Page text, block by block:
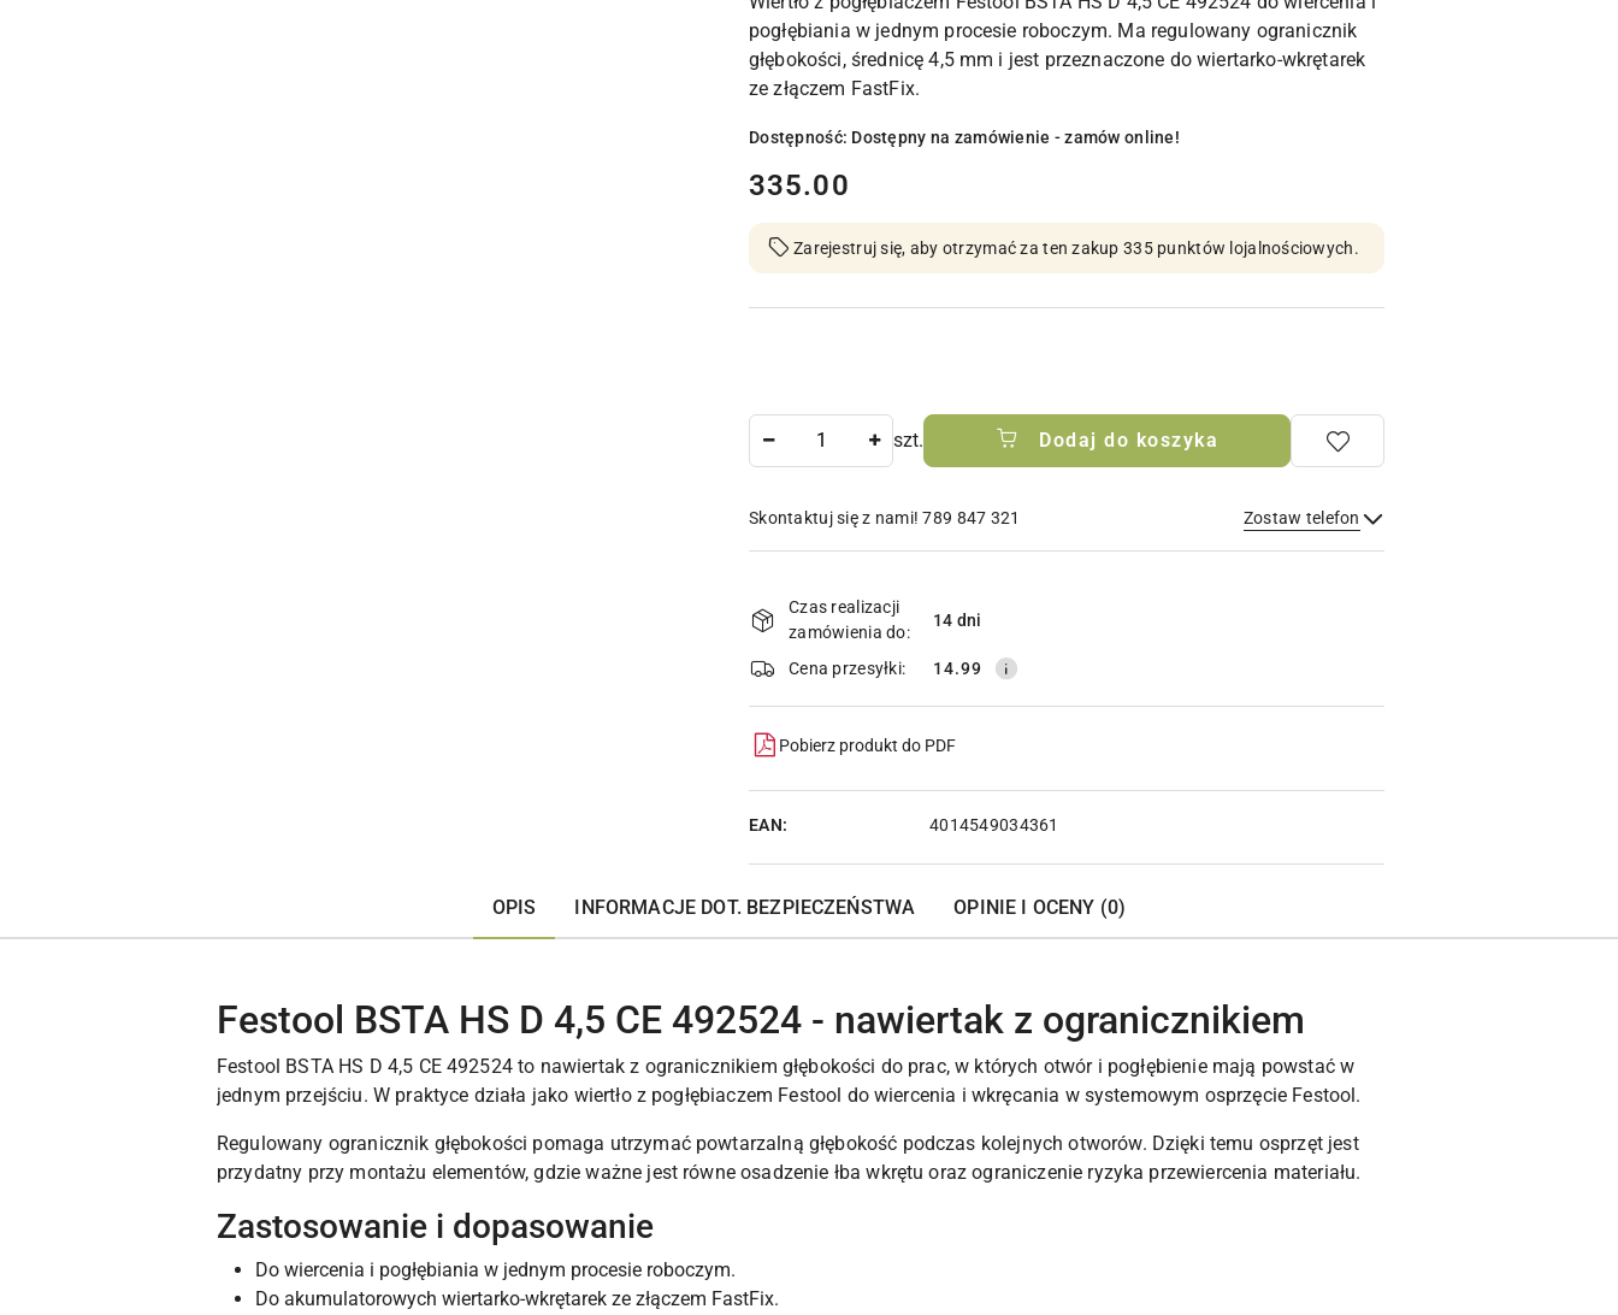
pogłębiania w jednym procesie roboczym. Ma regulowany ogranicznik
głębokości, średnicę 4,5 mm i jest przeznaczone do wiertarko-wkrętarek
ze złączem FastFix.
Dostępność: Dostępny na zamówienie - zamów online!
cena:
335.00
Zarejestruj się, aby otrzymać za ten zakup 335 punktów lojalnościowych.
szt. Dodaj do koszyka
Skontaktuj się z nami! 789 847 321 Zostaw telefon
Wyślij
i
dostawa
Czas realizacji
zamówienia do:
14 dni
Cena przesyłki: 14.99
Pobierz produkt do PDF
EAN: 4014549034361
OPIS INFORMACJE DOT. BEZPIECZEŃSTWA OPINIE I OCENY (0)
Festool BSTA HS D 4,5 CE 492524 - nawiertak z ogranicznikiem
Festool BSTA HS D 4,5 CE 492524 to nawiertak z ogranicznikiem głębokości do prac, w których otwór i pogłębienie mają powstać w
jednym przejściu. W praktyce działa jako wiertło z pogłębiaczem Festool do wiercenia i wkręcania w systemowym osprzęcie Festool.
Regulowany ogranicznik głębokości pomaga utrzymać powtarzalną głębokość podczas kolejnych otworów. Dzięki temu osprzęt jest
przydatny przy montażu elementów, gdzie ważne jest równe osadzenie łba wkrętu oraz ograniczenie ryzyka przewiercenia materiału.
Zastosowanie i dopasowanie
Do wiercenia i pogłębiania w jednym procesie roboczym.
Do akumulatorowych wiertarko-wkrętarek ze złączem FastFix.